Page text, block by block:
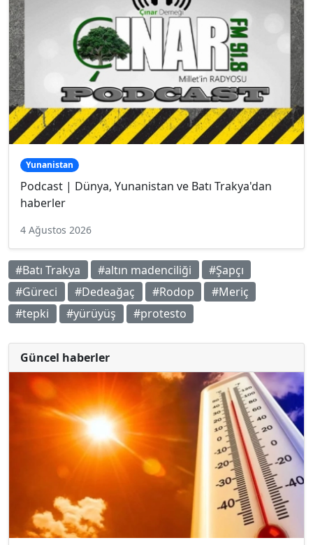
Yunanistan
Podcast | Dünya, Yunanistan ve Batı Trakya'dan
haberler
4 Ağustos 2026
#Batı Trakya #altın madenciliği
#Şapçı
#Güreci
#Dedeağaç #Rodop
#Meriç
#tepki
#yürüyüş #protesto
Güncel haberler